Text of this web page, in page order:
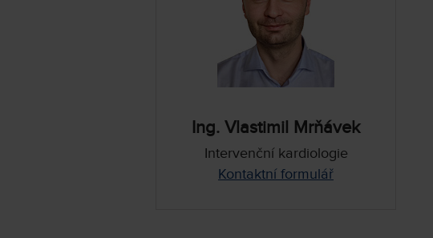
Ing. Vlastimil Mrňávek
Intervenční kardiologie
Kontaktní formulář